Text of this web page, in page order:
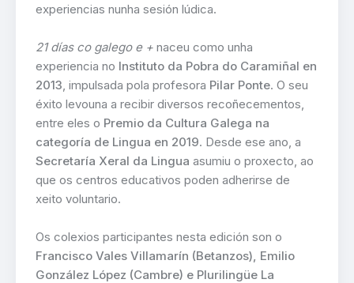
experiencias nunha sesión lúdica.
21 días co galego e + naceu como unha
experiencia no Instituto da Pobra do Caramiñal en
2013 , impulsada pola profesora Pilar Ponte. O seu
éxito levouna a recibir diversos recoñecementos,
entre eles o Premio da Cultura Galega na
categoría de Lingua en 2019. Desde ese ano, a
Secretaría Xeral da Lingua asumiu o proxecto, ao
que os centros educativos poden adherirse de
xeito voluntario.
Os colexios participantes nesta edición son o
Francisco Vales Villamarín (Betanzos), Emilio
González López (Cambre) e Plurilingüe La